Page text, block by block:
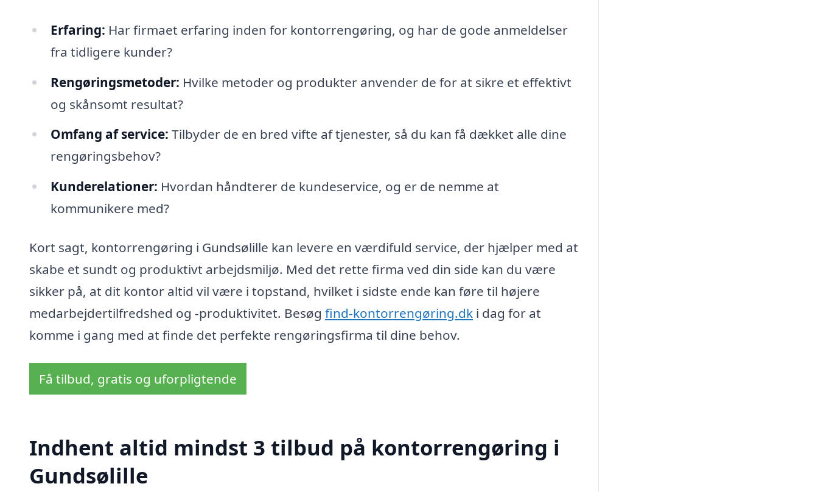
Erfaring: Har firmaet erfaring inden for kontorrengøring, og har de gode anmeldelser
fra tidligere kunder?
Rengøringsmetoder: Hvilke metoder og produkter anvender de for at sikre et effektivt
og skånsomt resultat?
Omfang af service: Tilbyder de en bred vifte af tjenester, så du kan få dækket alle dine
rengøringsbehov?
Kunderelationer: Hvordan håndterer de kundeservice, og er de nemme at
kommunikere med?
Kort sagt, kontorrengøring i Gundsølille kan levere en værdifuld service, der hjælper med at
skabe et sundt og produktivt arbejdsmiljø. Med det rette firma ved din side kan du være
sikker på, at dit kontor altid vil være i topstand, hvilket i sidste ende kan føre til højere
medarbejdertilfredshed og -produktivitet. Besøg find-kontorrengøring.dk i dag for at
komme i gang med at finde det perfekte rengøringsfirma til dine behov.
Få tilbud, gratis og uforpligtende
Indhent altid mindst 3 tilbud på kontorrengøring i
Gundsølille